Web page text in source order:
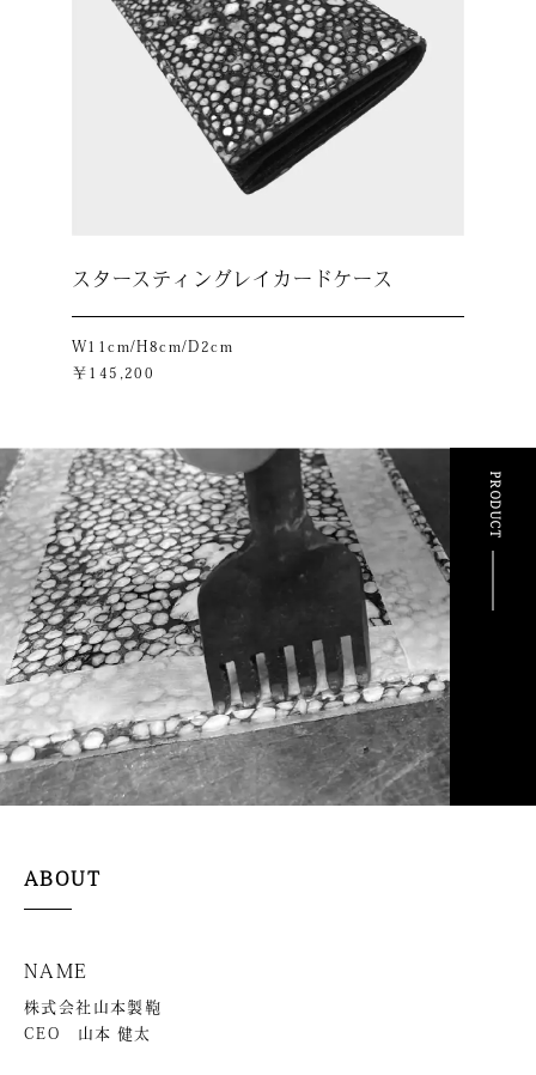
スタースティングレイカードケース
W11cm/H8cm/D2cm
￥145,200
PRODUCT
ABOUT
NAME
株式会社山本製鞄
CEO 山本 健太